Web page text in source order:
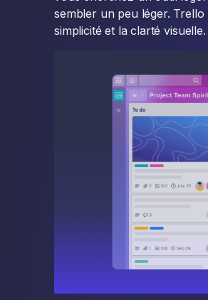
sembler un peu léger.
simplicité et la clarté visuelle.